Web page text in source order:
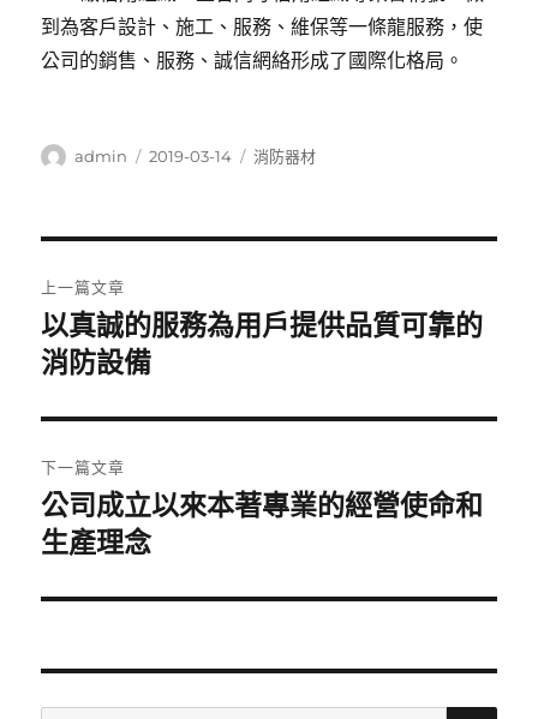
到為客戶設計、施工、服務、維保等一條龍服務，使
公司的銷售、服務、誠信網絡形成了國際化格局。
作
admin
發
2019-03-14
分
消防器材
章
導
覽
上一篇文章
上
一
文
章:
以真誠的服務為用戶提供品質可靠的
消防設備
下一篇文章
下
一
文
公司成立以來本著專業的經營使命和
生產理念